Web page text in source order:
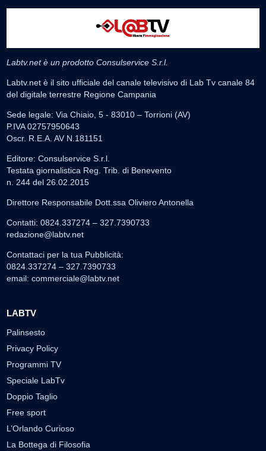
Labtv.net è un prodotto Consulservice S.r.l.
Labtv.net è il sito ufficiale del canale televisivo di Lab Tv canale 84
del digitale terrestre Regione Campania
Sede legale: Via Chiaio, 5 - 83010 – Torrioni (AV)
P.IVA 02757950643
Oscr. R.E.A. AV N.181151
Editore: Consulservice S.r.l.
Testata giornalistica Reg. Trib. di Benevento
n. 244 del 26.02.2015
Direttore Responsabile Dott.ssa Oliviero Antonella
Contatti: 0824.337274 – 327.7390733
redazione@labtv.net
Contattaci per la tua Pubblicità:
0824.337274 – 327.7390733
email: commerciale@labtv.net
LABTV
Palinsesto
Privacy Policy
Programmi TV
Speciale LabTv
Doppio Taglio
Free sport
L’Orlando Curioso
La Bottega di Filosofia